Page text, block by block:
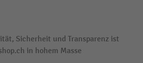
Sicherheit und Transparenz ist
in hohem Masse